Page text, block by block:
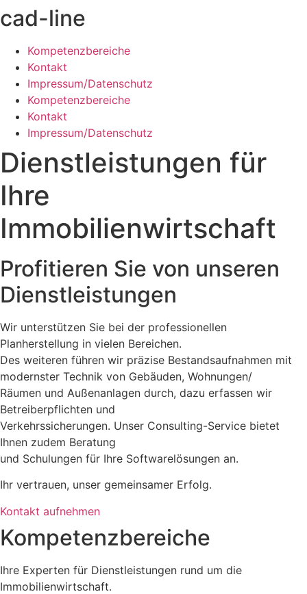
cad-line
Kompetenzbereiche
Kontakt
Impressum/Datenschutz
Kompetenzbereiche
Kontakt
Impressum/Datenschutz
Dienstleistungen für
Ihre
Immobilienwirtschaft
Profitieren Sie von unseren
Dienstleistungen
Wir unterstützen Sie bei der professionellen
Planherstellung in vielen Bereichen.
Des weiteren führen wir präzise Bestandsaufnahmen mit
modernster Technik von Gebäuden, Wohnungen/
Räumen und Außenanlagen durch, dazu erfassen wir
Betreiberpflichten und
Verkehrssicherungen. Unser Consulting-Service bietet
Ihnen zudem Beratung
und Schulungen für Ihre Softwarelösungen an.
Ihr vertrauen, unser gemeinsamer Erfolg.
Kontakt aufnehmen
Kompetenzbereiche
Ihre Experten für Dienstleistungen rund um die
Immobilienwirtschaft.